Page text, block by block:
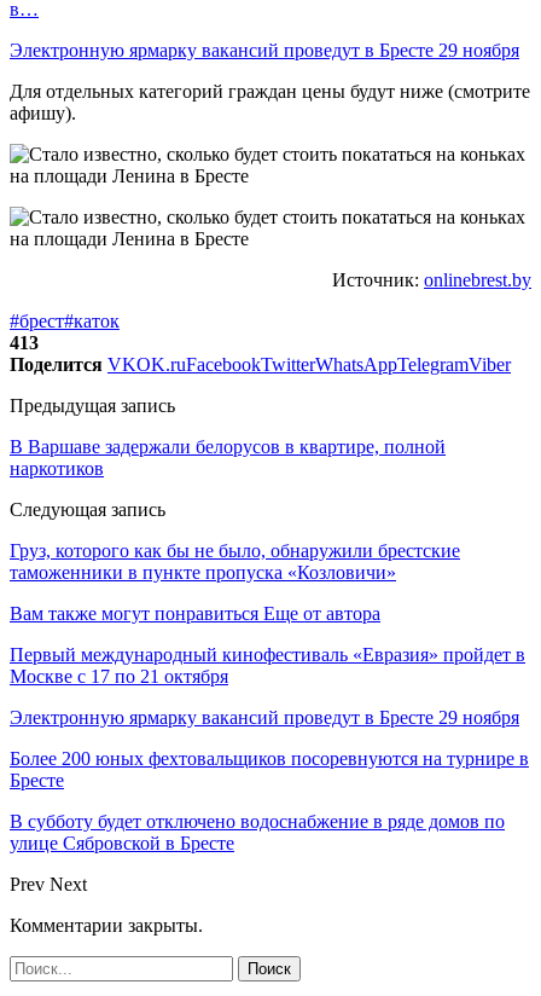
в…
Электронную ярмарку вакансий проведут в Бресте 29 ноября
Для отдельных категорий граждан цены будут ниже (смотрите
афишу).
Источник: onlinebrest.by
#брест#каток
413
Поделится VKOK.ruFacebookTwitterWhatsAppTelegramViber
Предыдущая запись
В Варшаве задержали белорусов в квартире, полной
наркотиков
Следующая запись
Груз, которого как бы не было, обнаружили брестские
таможенники в пункте пропуска «Козловичи»
Вам также могут понравиться Еще от автора
Первый международный кинофестиваль «Евразия» пройдет в
Москве с 17 по 21 октября
Электронную ярмарку вакансий проведут в Бресте 29 ноября
Более 200 юных фехтовальщиков посоревнуются на турнире в
Бресте
В субботу будет отключено водоснабжение в ряде домов по
улице Сябровской в Бресте
Prev Next
Комментарии закрыты.